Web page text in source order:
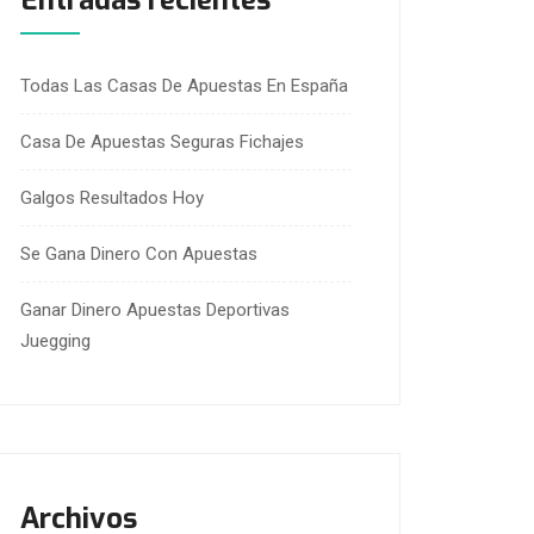
Todas Las Casas De Apuestas En España
Casa De Apuestas Seguras Fichajes
Galgos Resultados Hoy
Se Gana Dinero Con Apuestas
Ganar Dinero Apuestas Deportivas
Juegging
Archivos